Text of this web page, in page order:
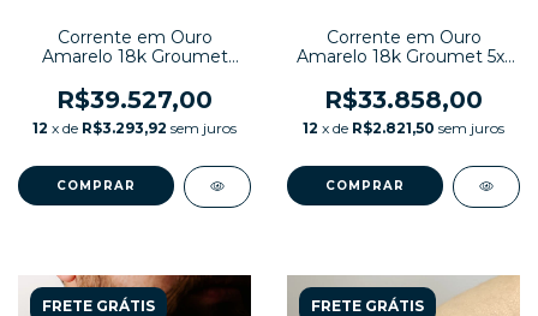
Corrente em Ouro
Amarelo 18k Groumet
R$39.527,00
12 x de R$3.293,92 sem juros
COMPRAR
Corrente em Ouro
Amarelo 18k Groumet 5x1
R$33.858,00
12 x de R$2.821,50 sem juros
COMPRAR
FRETE GRÁTIS FRETE GRÁTIS